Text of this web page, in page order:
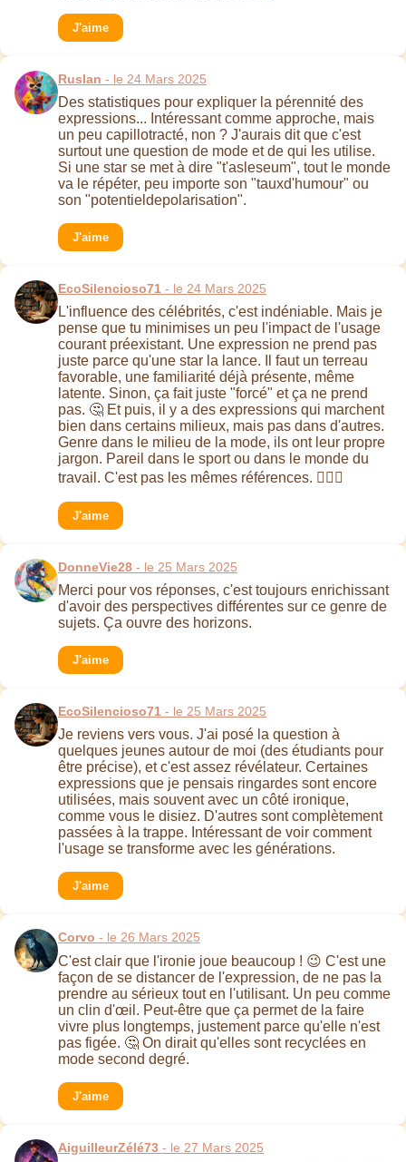
J'aime
Ruslan - le 24 Mars 2025
Des statistiques pour expliquer la pérennité des
expressions... Intéressant comme approche, mais
un peu capillotracté, non ? J'aurais dit que c'est
surtout une question de mode et de qui les utilise.
Si une star se met à dire "t'asleseum", tout le monde
va le répéter, peu importe son "tauxd'humour" ou
son "potentieldepolarisation".
J'aime
EcoSilencioso71 - le 24 Mars 2025
L'influence des célébrités, c'est indéniable. Mais je
pense que tu minimises un peu l'impact de l'usage
courant préexistant. Une expression ne prend pas
juste parce qu'une star la lance. Il faut un terreau
favorable, une familiarité déjà présente, même
latente. Sinon, ça fait juste "forcé" et ça ne prend
pas. 🤔 Et puis, il y a des expressions qui marchent
bien dans certains milieux, mais pas dans d'autres.
Genre dans le milieu de la mode, ils ont leur propre
jargon. Pareil dans le sport ou dans le monde du
travail. C'est pas les mêmes références. 🤷🏻‍♀️
J'aime
DonneVie28 - le 25 Mars 2025
Merci pour vos réponses, c'est toujours enrichissant
d'avoir des perspectives différentes sur ce genre de
sujets. Ça ouvre des horizons.
J'aime
EcoSilencioso71 - le 25 Mars 2025
Je reviens vers vous. J'ai posé la question à
quelques jeunes autour de moi (des étudiants pour
être précise), et c'est assez révélateur. Certaines
expressions que je pensais ringardes sont encore
utilisées, mais souvent avec un côté ironique,
comme vous le disiez. D'autres sont complètement
passées à la trappe. Intéressant de voir comment
l'usage se transforme avec les générations.
J'aime
Corvo - le 26 Mars 2025
C'est clair que l'ironie joue beaucoup ! 😉 C'est une
façon de se distancer de l'expression, de ne pas la
prendre au sérieux tout en l'utilisant. Un peu comme
un clin d'œil. Peut-être que ça permet de la faire
vivre plus longtemps, justement parce qu'elle n'est
pas figée. 🤔 On dirait qu'elles sont recyclées en
mode second degré.
J'aime
AiguilleurZélé73 - le 27 Mars 2025